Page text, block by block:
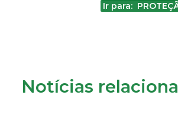
Ir para:
Notícias